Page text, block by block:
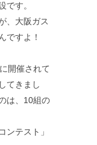
です。
、大阪ガス
ですよ！
開催されて
てきまし
は、10組の
ンテスト」